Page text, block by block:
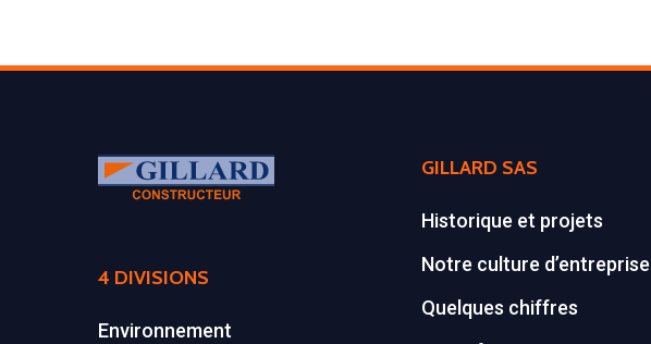
4 DIVISIONS
Environnement
GILLARD SAS
Historique et projets
Notre culture d’entreprise
Quelques chiffres